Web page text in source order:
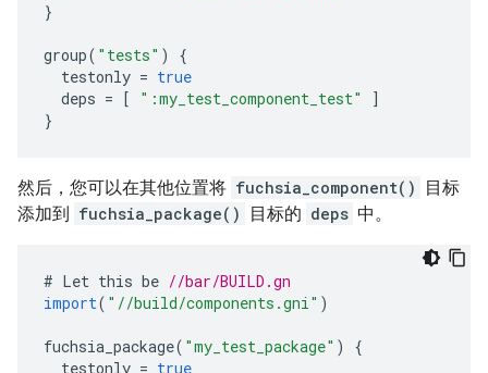
}
group( "tests" )
{
testonly = true
deps = [ ":my_test_component_test"
]
}
然后，您可以在其他位置将 fuchsia_component()
目标
添加到 fuchsia_package() 目标的 deps 中。
# Let this be //bar/BUILD.gn
import( "//build/components.gni" )
fuchsia_package( "my_test_package" )
{
testonly = true